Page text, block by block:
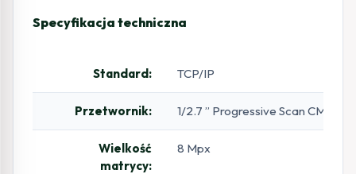
Specyfikacja techniczna
Standard: TCP/IP
Przetwornik: 1/2.7 ” Progressive Scan CMOS
Wielkość
matrycy:
8 Mpx